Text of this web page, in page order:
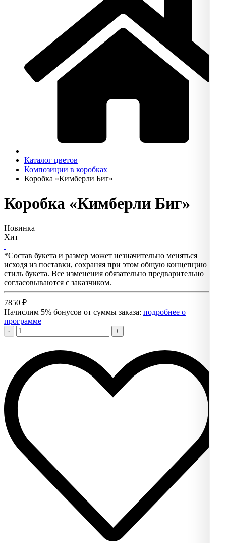
Каталог цветов
Композиции в коробках
Коробка «Кимберли Биг»
Коробка «Кимберли Биг»
Новинка
Хит
*Состав букета и размер может незначительно меняться
исходя из поставки, сохраняя при этом общую концепцию и
стиль букета. Все изменения обязательно предварительно
согласовываются с заказчиком.
7850 ₽
Начислим 5% бонусов от суммы заказа: подробнее о
программе
- +